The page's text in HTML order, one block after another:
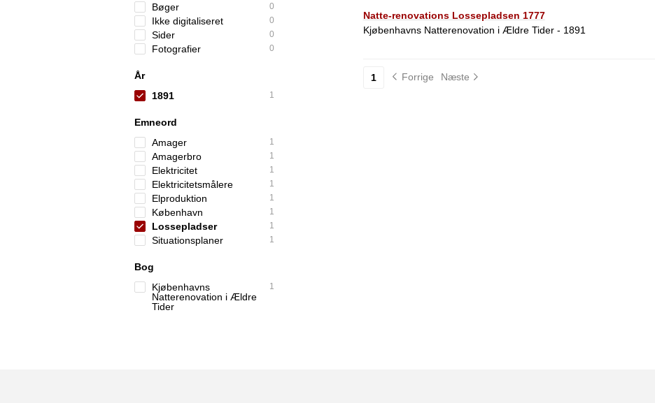
Bøger 0
Ikke digitaliseret 0
Sider 0
Fotografier 0
År
1891
1
Emneord
Amager
1
Amagerbro 1
Elektricitet 1
Elektricitetsmålere 1
Elproduktion 1
København 1
Lossepladser 1
Situationsplaner 1
Bog
Kjøbenhavns
Natterenovation i Ældre
Tider
1
Natte-renovations Lossepladsen 1777
Kjøbenhavns Natterenovation i Ældre Tider - 1891
1 Forrige Næste